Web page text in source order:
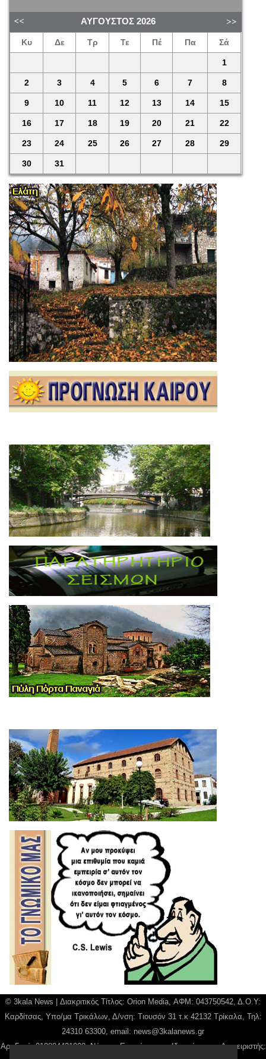
ΑΎΓΟΥΣΤΟΣ 2026
Κυ Δε Τρ Τε Πέ Πα Σά
1
2 3 4 5 6 7 8
9 10 11 12 13 14 15
16 17 18 19 20 21 22
23 24 25 26 27 28 29
30 31
© 3kala News | Διακριτικός Τίτλος: Orion Media, ΑΦΜ: 043750542, Δ.Ο.Υ:
Καρδίτσας, Υπο/μα Τρικάλων, Δ/νση: Τιουσόν 31 τ.κ 42132 Τρίκαλα, Τηλ:
24310 63300, email: news@3kalanews.gr
Αρ. Γεμή: 018804431000, Νόμιμος Εκπρόσωπος, Ιδιοκτήτης και Διαχειριστής: